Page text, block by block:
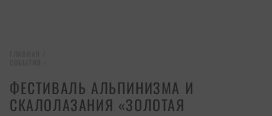
ФЕСТИВАЛЬ АЛЬПИНИЗМА И
СКАЛОЛАЗАНИЯ «ЗОЛОТАЯ